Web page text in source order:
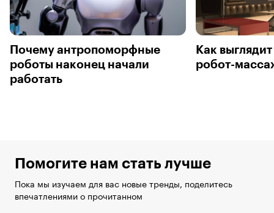
Почему антропоморфные
роботы наконец начали
работать
Как
робот-
Помогите нам стать лучше
Пока мы изучаем для вас новые тренды, поделитесь
впечатлениями о прочитанном